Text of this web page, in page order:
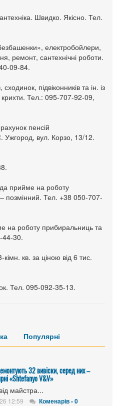
Швидко. Якісно. Тел.
електробойлери,
ремонт, сантехнічні роботи.
09-84.
підвіконників та ін. із
крихти. Тел.: 095-707-92-09,
пенсій
Ужгород, вул. Корзо, 13/12.
прийме на роботу
позмінний. Тел. +38 050-707-
на роботу прибиральниць та
44-30.
кв. за ціною від 6 тис.
Тел. 095-092-35-13.
Популярні
32 вивіски, серед них –
«Shtefanyo V&V»
майстра...
12:59 Коменарів - 0